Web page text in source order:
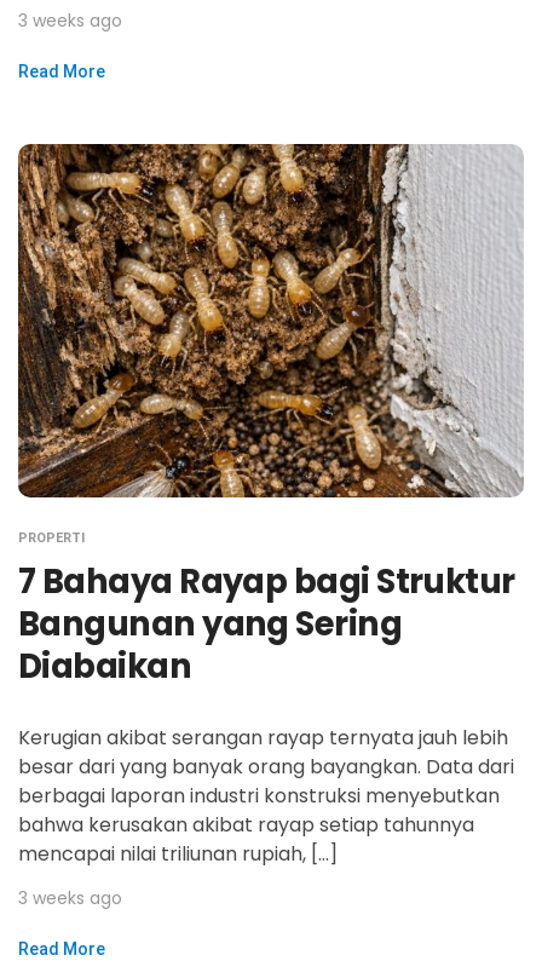
3 weeks ago
Read More
PROPERTI
7 Bahaya Rayap bagi Struktur
Bangunan yang Sering
Diabaikan
Kerugian akibat serangan rayap ternyata jauh lebih
besar dari yang banyak orang bayangkan. Data dari
berbagai laporan industri konstruksi menyebutkan
bahwa kerusakan akibat rayap setiap tahunnya
mencapai nilai triliunan rupiah, […]
3 weeks ago
Read More